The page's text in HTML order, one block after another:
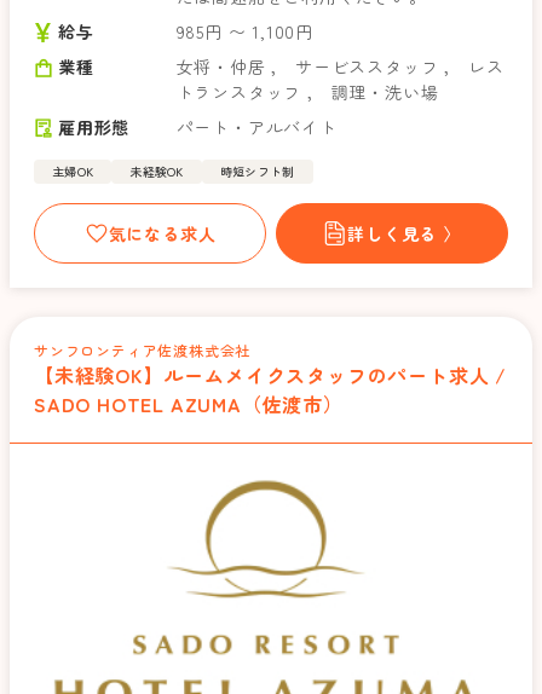
給与
985円 〜 1,100円
業種
女将・仲居， サービススタッフ，
レス
トランスタッフ ，
調理・洗い場
雇用形態
パート・アルバイト
主婦OK 未経験OK 時短シフト制
気になる求人 詳しく見る 〉
サンフロンティア佐渡株式会社
【未経験OK】ルームメイクスタッフのパート求人 /
SADO HOTEL AZUMA（佐渡市）